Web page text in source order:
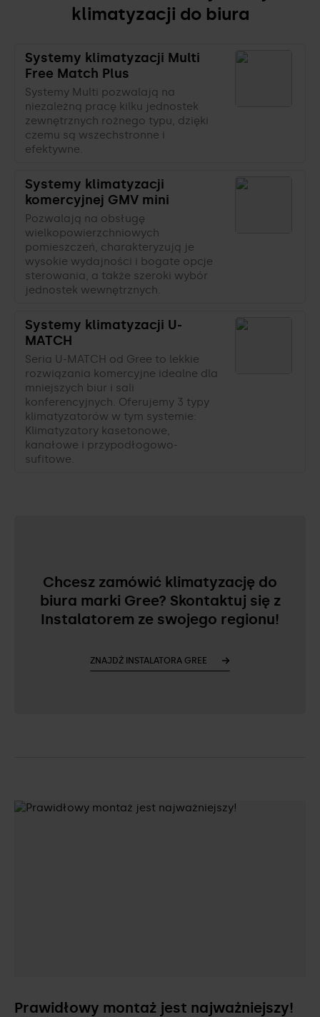
klimatyzacji do biura
Systemy klimatyzacji Multi
Free Match Plus
Systemy Multi pozwalają na
niezależną pracę kilku jednostek
zewnętrznych rożnego typu, dzięki
czemu są wszechstronne i
efektywne.
Systemy klimatyzacji
komercyjnej GMV mini
Pozwalają na obsługę
wielkopowierzchniowych
pomieszczeń, charakteryzują je
wysokie wydajności i bogate opcje
sterowania, a także szeroki wybór
jednostek wewnętrznych.
Systemy klimatyzacji U-
MATCH
Seria U-MATCH od Gree to lekkie
rozwiązania komercyjne idealne dla
mniejszych biur i sali
konferencyjnych. Oferujemy 3 typy
klimatyzatorów w tym systemie:
Klimatyzatory kasetonowe,
kanałowe i przypodłogowo-
sufitowe.
Chcesz zamówić klimatyzację do
biura marki Gree? Skontaktuj się z
Instalatorem ze swojego regionu!
ZNAJDŹ INSTALATORA GREE
Prawidłowy montaż jest najważniejszy!